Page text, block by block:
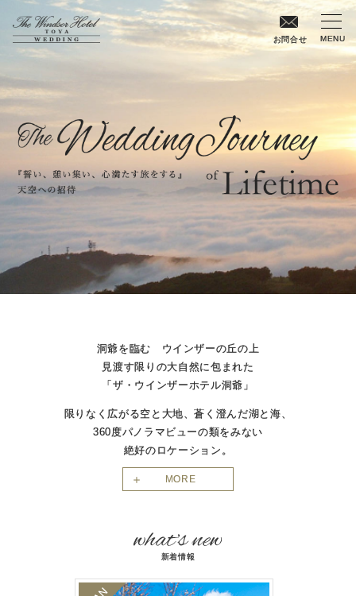
洞爺を臨む ウインザーの丘の上
見渡す限りの大自然に包まれた
「ザ・ウインザーホテル洞爺」
限りなく広がる空と大地、蒼く澄んだ湖と海、
360度パノラマビューの類をみない
絶好のロケーション。
MORE
新着情報
MENU
お問合せ